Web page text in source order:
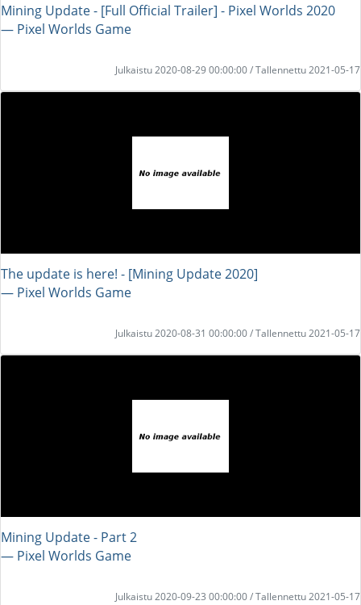
Mining Update - [Full Official Trailer] - Pixel Worlds 2020
― Pixel Worlds Game
Julkaistu 2020-08-29 00:00:00 / Tallennettu 2021-05-17
The update is here! - [Mining Update 2020]
― Pixel Worlds Game
Julkaistu 2020-08-31 00:00:00 / Tallennettu 2021-05-17
Mining Update - Part 2
― Pixel Worlds Game
Julkaistu 2020-09-23 00:00:00 / Tallennettu 2021-05-17